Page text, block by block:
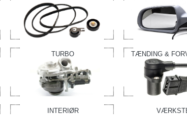
TURBO TÆNDING &
INTERIØR